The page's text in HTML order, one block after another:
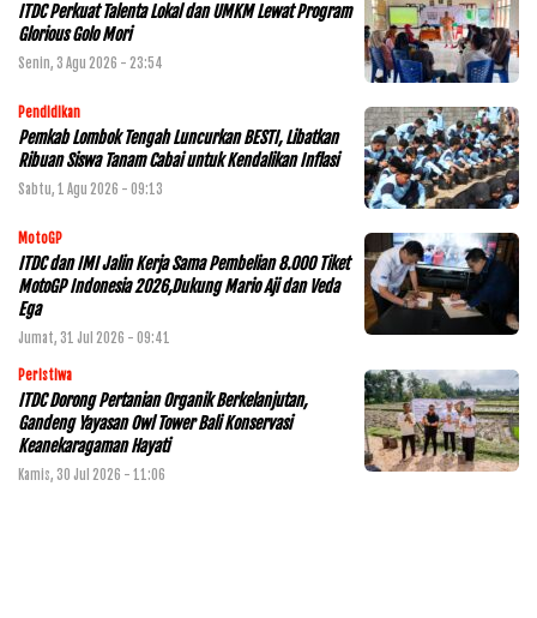
ITDC Perkuat Talenta Lokal dan UMKM Lewat Program
Glorious Golo Mori
Senin, 3 Agu 2026 - 23:54
Pendidikan
Pemkab Lombok Tengah Luncurkan BESTI, Libatkan
Ribuan Siswa Tanam Cabai untuk Kendalikan Inflasi
Sabtu, 1 Agu 2026 - 09:13
MotoGP
ITDC dan IMI Jalin Kerja Sama Pembelian 8.000 Tiket
MotoGP Indonesia 2026,Dukung Mario Aji dan Veda
Ega
Jumat, 31 Jul 2026 - 09:41
Peristiwa
ITDC Dorong Pertanian Organik Berkelanjutan,
Gandeng Yayasan Owl Tower Bali Konservasi
Keanekaragaman Hayati
Kamis, 30 Jul 2026 - 11:06